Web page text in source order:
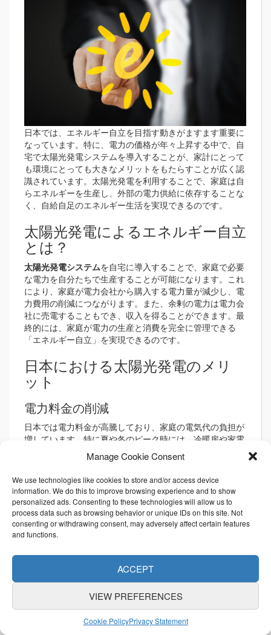
Manage Cookie Consent
We use technologies like cookies to store and/or access device
information. We do this to improve browsing experience and to show
personalized ads. Consenting to these technologies will allow us to
process data such as browsing behavior or unique IDs on this site. Not
consenting or withdrawing consent, may adversely affect certain features
and functions.
ACCEPT
VIEW PREFERENCES
Cookie PolicyPrivacy Statement
日本では、エネルギー自立を目指す動きがますます重要に
なっています。特に、電力の価格が年々上昇する中で、自
宅で太陽光発電システムを導入することが、家計にとって
も環境にとっても大きなメリットをもたらすことが広く認
識されています。太陽光発電を利用することで、家庭は自
らエネルギーを生産し、外部の電力供給に依存することな
く、自給自足のエネルギー生活を実現できるのです。
太陽光発電によるエネルギー自立
とは？
太陽光発電システムを自宅に導入することで、家庭で必要
な電力を自分たちで生産することが可能になります。これ
により、家庭が電力会社から購入する電力量が減少し、電
力費用の削減につながります。また、余剰の電力は電力会
社に売電することもでき、収入を得ることができます。最
終的には、家庭が電力の生産と消費を完全に管理できる
「エネルギー自立」を実現できるのです。
日本における太陽光発電のメリ
ット
電力料金の削減
日本では電力料金が高騰しており、家庭の電気代の負担が
増しています。特に夏や冬のピーク時には、冷暖房や家電
の使用が多くなるため、電気代が高くなりがちです。太陽
光発電システムを導入することで、日中に発電した電力を
家庭で直接使用し、外部からの電力購入を減らすことがで
きます。その結果、毎月の電気代が大幅に削減されます。
エネルギー自給自足の実現
自宅でエネルギーを生産できることは、単に電気代を削減
いう強みを持ちます。特に、災害時においても、自家発電
を活用することで、停電時でも家庭の基本的な電力供給を
維持することができます。
売電による収入源
日本の太陽光発電システムでは、発電した電力を電力会社